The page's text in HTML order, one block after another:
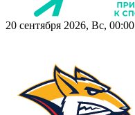
20 сентября 2026, Вс, 00:00